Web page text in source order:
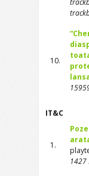
10.
IT&C
1.
1427